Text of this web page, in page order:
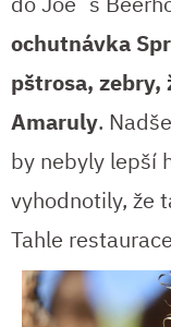
ochutnávka
pštrosa,
Amaruly.
by nebyly lepší
vyhodnotily, že
Tahle